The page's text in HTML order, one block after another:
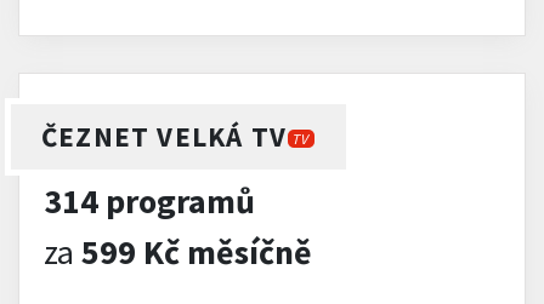
ČEZNET VELKÁ TV TV
314 programů
za 599 Kč měsíčně